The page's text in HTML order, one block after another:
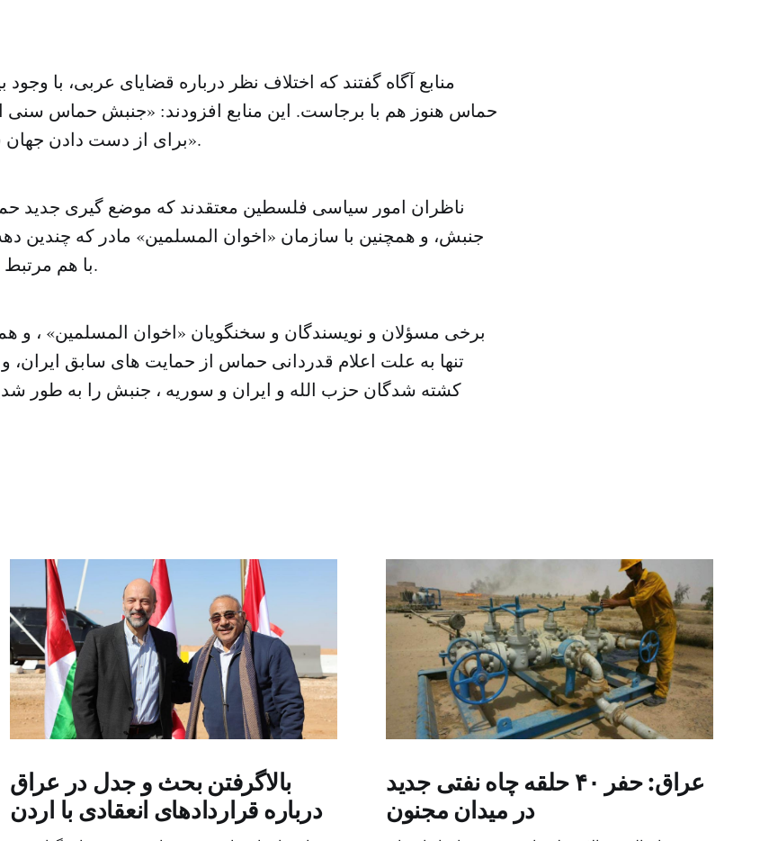
منابع آگاه گفتند که اختلاف نظر درباره قضایای عربی، با
حماس هنوز هم با برجاست. این منابع افزودند: «جنبش حماس
برای از دست دادن جهان سنی ریسک نمی کند».
ناظران امور سیاسی فلسطین معتقدند که موضع گیری جدید
جنبش، و همچنین با سازمان «اخوان المسلمین» مادر که چندین
با هم مرتبط هستند در تضاد است.
برخی مسؤلان و نویسندگان و سخنگویان «اخوان المسلمین» ، و
تنها به علت اعلام قدردانی حماس از حمایت های سابق ایران،
کشته شدگان حزب الله و ایران و سوریه ، جنبش را به طور
بالاگرفتن بحث و جدل در عراق
درباره قراردادهای انعقادی با اردن
عراق: حفر ۴۰ حلقه چاه نفتی جدید
در میدان مجنون